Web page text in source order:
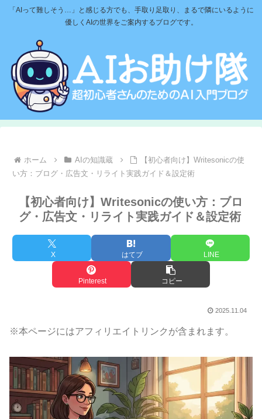
「AIって難しそう…」と感じる方でも、手取り足取り、まるで隣にいるように
優しくAIの世界をご案内するブログです。
ホーム AIの知識蔵
【初心者向け】Writesonicの使
い方：ブログ・広告文・リライト実践ガイド＆設定術
【初心者向け】Writesonicの使い方：ブロ
グ・広告文・リライト実践ガイド＆設定術
X はてブ LINE
Pinterest コピー
2025.11.04
※本ページにはアフィリエイトリンクが含まれます。